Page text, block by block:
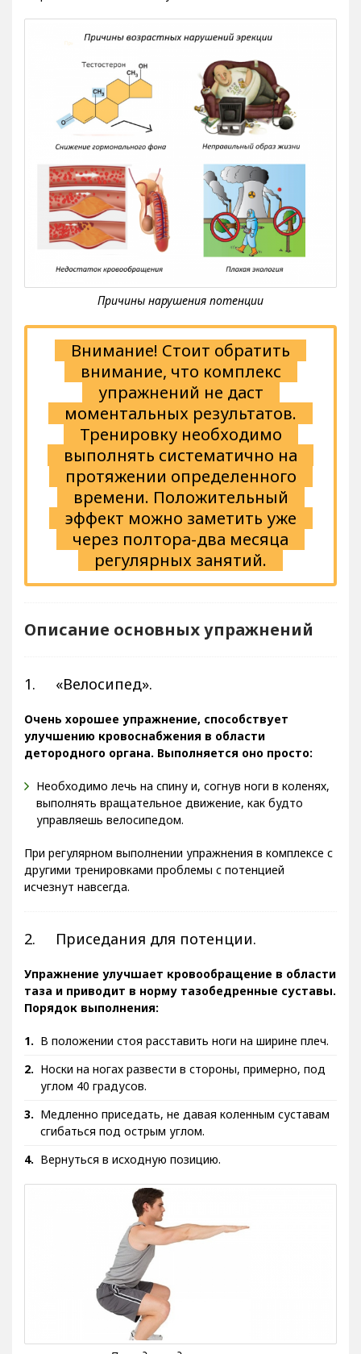
Внимание! Стоит обратить
внимание, что комплекс
упражнений не даст
моментальных результатов.
Тренировку необходимо
выполнять систематично на
протяжении определенного
времени. Положительный
эффект можно заметить уже
через полтора-два месяца
регулярных занятий.
Описание основных упражнений
1. «Велосипед».
Очень хорошее упражнение, способствует
улучшению кровоснабжения в области
детородного органа. Выполняется оно просто:
Необходимо лечь на спину и, согнув ноги в коленях,
выполнять вращательное движение, как будто
управляешь велосипедом.
При регулярном выполнении упражнения в комплексе с
другими тренировками проблемы с потенцией
исчезнут навсегда.
2. Приседания для потенции.
Упражнение улучшает кровообращение в области
таза и приводит в норму тазобедренные суставы.
Порядок выполнения:
В положении стоя расставить ноги на ширине плеч.
Носки на ногах развести в стороны, примерно, под
углом 40 градусов.
Медленно приседать, не давая коленным суставам
сгибаться под острым углом.
Вернуться в исходную позицию.